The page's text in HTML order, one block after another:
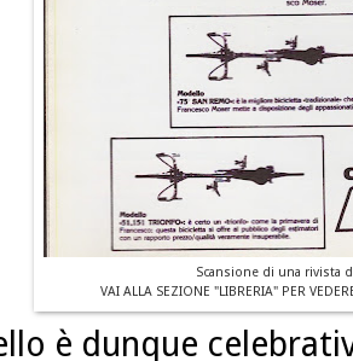
Scansione di una rivista
VAI ALLA SEZIONE "LIBRERIA" PER
è dunque